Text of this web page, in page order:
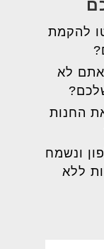
להקמת
לא
החנות
ונשמח
ללא